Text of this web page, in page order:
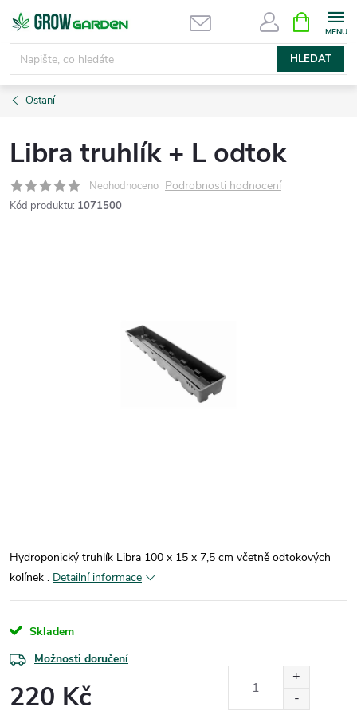
Přejít
obsah
HLEDAT
NÁKUPNÍ
KOŠÍK
Ostaní
Libra truhlík + L odtok
Neohodnoceno Podrobnosti hodnocení
Kód produktu: 1071500
Hydroponický truhlík Libra 100 x 15 x 7,5 cm včetně odtokových
kolínek . Detailní informace
Skladem
Možnosti doručení
220 Kč